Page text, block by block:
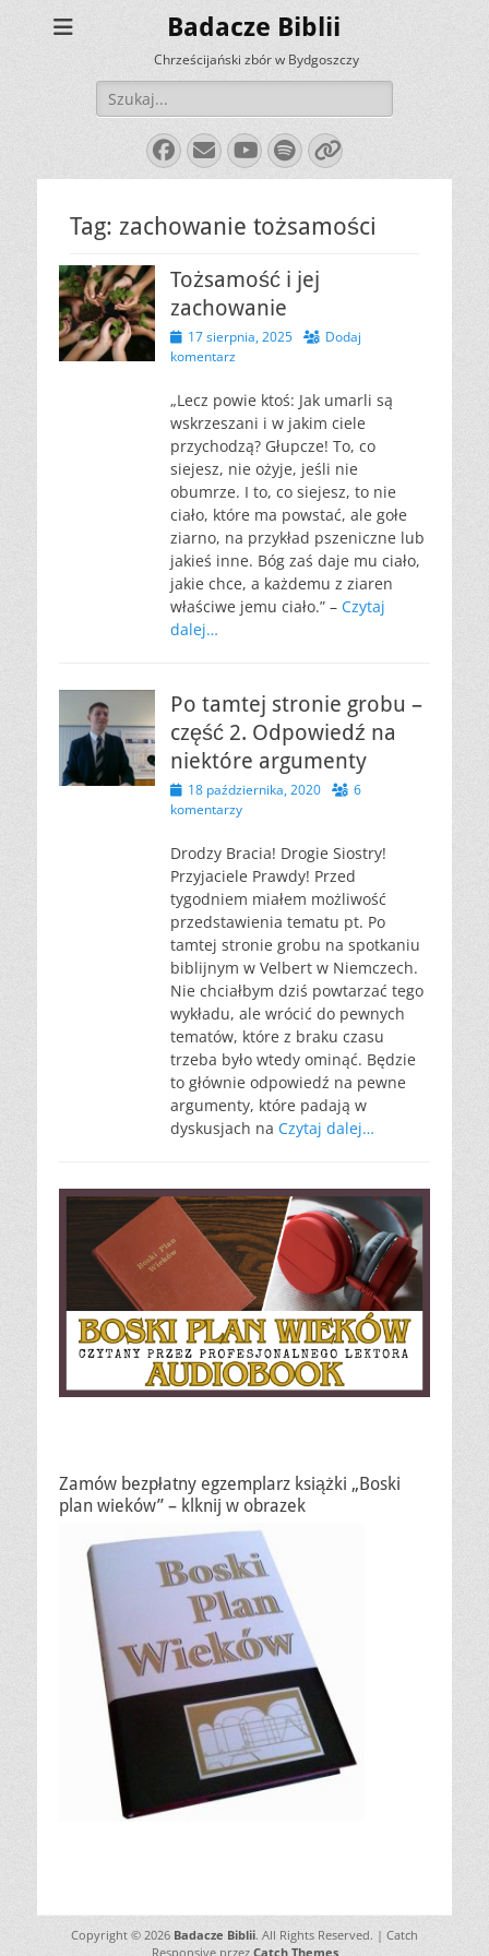
Badacze Biblii
Chrześcijański zbór w Bydgoszczy
Szukaj:
Facebook
E-
mail
YouTube
Spotify
Link
Tag: zachowanie tożsamości
Tożsamość i jej
zachowanie
Opublikowano
17 sierpnia, 2025
Dodaj
komentarz
„Lecz powie ktoś: Jak umarli są
wskrzeszani i w jakim ciele
przychodzą? Głupcze! To, co
siejesz, nie ożyje, jeśli nie
obumrze. I to, co siejesz, to nie
ciało, które ma powstać, ale gołe
ziarno, na przykład pszeniczne lub
jakieś inne. Bóg zaś daje mu ciało,
jakie chce, a każdemu z ziaren
właściwe jemu ciało.” – Czytaj
dalej…
Po tamtej stronie grobu –
część 2. Odpowiedź na
niektóre argumenty
Opublikowano
18 października, 2020
6
komentarzy
Drodzy Bracia! Drogie Siostry!
Przyjaciele Prawdy! Przed
tygodniem miałem możliwość
przedstawienia tematu pt. Po
tamtej stronie grobu na spotkaniu
biblijnym w Velbert w Niemczech.
Nie chciałbym dziś powtarzać tego
wykładu, ale wrócić do pewnych
tematów, które z braku czasu
trzeba było wtedy ominąć. Będzie
to głównie odpowiedź na pewne
argumenty, które padają w
dyskusjach na Czytaj dalej…
Zamów bezpłatny egzemplarz książki „Boski
plan wieków” – klknij w obrazek
Copyright © 2026 Badacze Biblii. All Rights Reserved. | Catch
Responsive przez Catch Themes